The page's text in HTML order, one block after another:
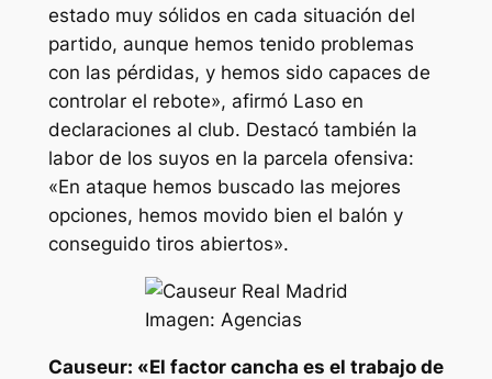
estado muy sólidos en cada situación del
partido, aunque hemos tenido problemas
con las pérdidas, y hemos sido capaces de
controlar el rebote», afirmó Laso en
declaraciones al club. Destacó también la
labor de los suyos en la parcela ofensiva:
«En ataque hemos buscado las mejores
opciones, hemos movido bien el balón y
conseguido tiros abiertos».
Imagen: Agencias
Causeur: «El factor cancha es el trabajo de